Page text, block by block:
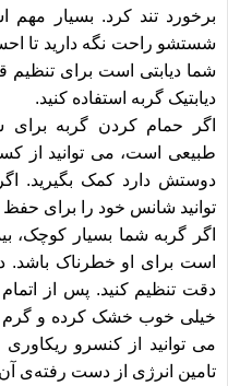
برخورد تند کرد. بسیار مهم
شستشو راحت نگه دارید تا
شما دیابتی است برای تنظیم
دیابتیک گربه استفاده کنید.
اگر حمام کردن گربه
طبیعی است، می توانید از
دوستش دارد کمک بگیرید.
توانید شانس خود را برای
اگر گربه شما بسیار کوچک،
است برای او خطرناک باشد.
دقت تنظیم کنید. پس از
خیلی خوب خشک کرده و گرم
می توانید ازکنسرو ریکاوری
تامین انرژی از دست رفته‌ی